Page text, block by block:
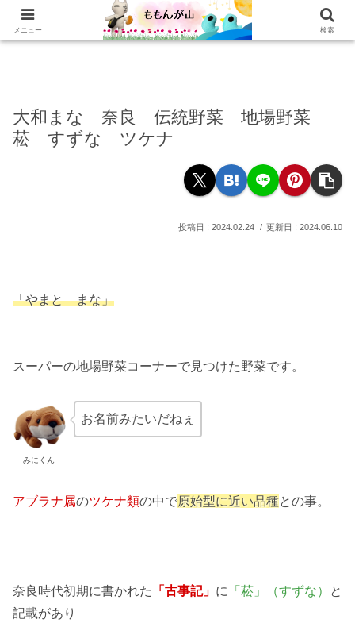
ホーム 乳がんの話
乳がん記録
おかわり
もぐもぐ 読書記録
大和まな 奈良 伝統野菜 地場野菜
菘 すずな ツケナ
2024.02.24 2024.06.10
「やまと まな」
スーパーの地場野菜コーナーで見つけた野菜です。
みにくん
お名前みたいだねぇ
アブラナ属のツケナ類の中で原始型に近い品種との事。
奈良時代初期に書かれた 「古事記」 に 「菘」（すずな）
と
記載があり
メニュー 検索